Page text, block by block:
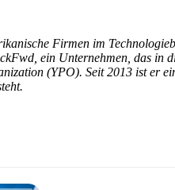
Firmen im
ein Unternehmen, das in
(YPO). Seit 2013 ist er